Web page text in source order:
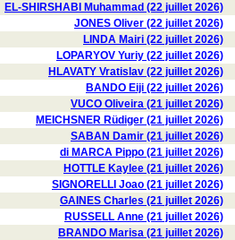
EL-SHIRSHABI Muhammad (22 juillet 2026)
JONES Oliver (22 juillet 2026)
LINDA Mairi (22 juillet 2026)
LOPARYOV Yuriy (22 juillet 2026)
HLAVATY Vratislav (22 juillet 2026)
BANDO Eiji (22 juillet 2026)
VUCO Oliveira (21 juillet 2026)
MEICHSNER Rüdiger (21 juillet 2026)
SABAN Damir (21 juillet 2026)
di MARCA Pippo (21 juillet 2026)
HOTTLE Kaylee (21 juillet 2026)
SIGNORELLI Joao (21 juillet 2026)
GAINES Charles (21 juillet 2026)
RUSSELL Anne (21 juillet 2026)
BRANDO Marisa (21 juillet 2026)